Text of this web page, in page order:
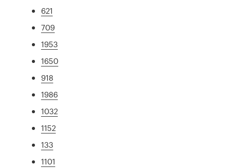
621
709
1953
1650
918
1986
1032
1152
133
1101